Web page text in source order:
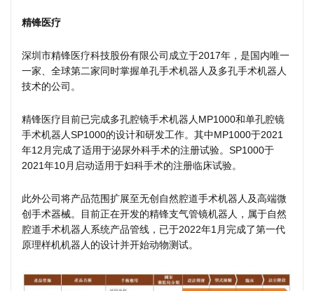
精锋医疗
深圳市精锋医疗科技股份有限公司成立于2017年，是国内唯一
一家、全球第二家同时掌握单孔手术机器人及多孔手术机器人
技术的公司。
精锋医疗目前已完成多孔腔镜手术机器人MP1000和单孔腔镜
手术机器人SP1000的设计和研发工作。其中MP1000于2021
年12月完成了适用于泌尿外科手术的注册试验。SP1000于
2021年10月启动适用于妇科手术的注册临床试验。
此外公司将产品范围扩展至无创自然腔道手术机器人及高端微
创手术器械。目前正在开发的精锋支气管镜机器人，属于自然
腔道手术机器人系统产品管线，已于2022年1月完成了第一代
原理样机机器人的设计并开始动物测试。